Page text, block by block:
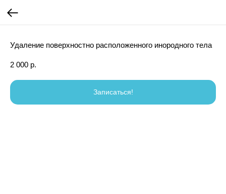
Удаление поверхностно расположенного инородного тела
2 000 р.
Записаться!